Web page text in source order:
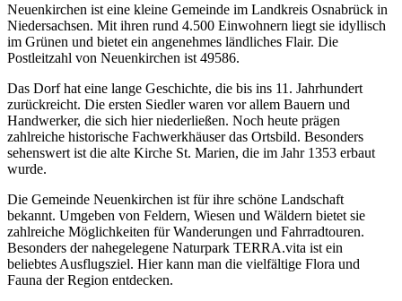
Neuenkirchen ist eine kleine Gemeinde im Landkreis Osnabrück in
Niedersachsen. Mit ihren rund 4.500 Einwohnern liegt sie idyllisch
im Grünen und bietet ein angenehmes ländliches Flair. Die
Postleitzahl von Neuenkirchen ist 49586.
Das Dorf hat eine lange Geschichte, die bis ins 11. Jahrhundert
zurückreicht. Die ersten Siedler waren vor allem Bauern und
Handwerker, die sich hier niederließen. Noch heute prägen
zahlreiche historische Fachwerkhäuser das Ortsbild. Besonders
sehenswert ist die alte Kirche St. Marien, die im Jahr 1353 erbaut
wurde.
Die Gemeinde Neuenkirchen ist für ihre schöne Landschaft
bekannt. Umgeben von Feldern, Wiesen und Wäldern bietet sie
zahlreiche Möglichkeiten für Wanderungen und Fahrradtouren.
Besonders der nahegelegene Naturpark TERRA.vita ist ein
beliebtes Ausflugsziel. Hier kann man die vielfältige Flora und
Fauna der Region entdecken.